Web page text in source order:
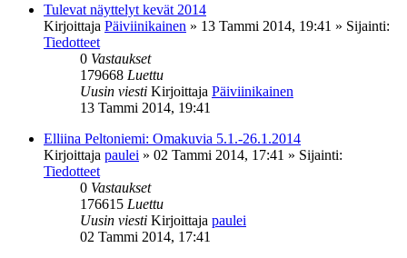
Tulevat näyttelyt kevät 2014
Kirjoittaja Päiviinikainen » 13 Tammi 2014, 19:41 » Sijainti:
Tiedotteet
0 Vastaukset
179668 Luettu
Uusin viesti Kirjoittaja Päiviinikainen
13 Tammi 2014, 19:41
Elliina Peltoniemi: Omakuvia 5.1.-26.1.2014
Kirjoittaja paulei » 02 Tammi 2014, 17:41 » Sijainti:
Tiedotteet
0 Vastaukset
176615 Luettu
Uusin viesti Kirjoittaja paulei
02 Tammi 2014, 17:41